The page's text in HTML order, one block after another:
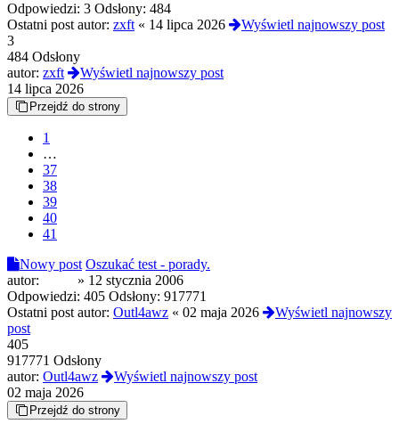
Odpowiedzi: 3 Odsłony: 484
Ostatni post autor: zxft « 14 lipca 2026
Wyświetl najnowszy post
3
484 Odsłony
autor: zxft
Wyświetl najnowszy post
14 lipca 2026
Przejdź do strony
1
…
37
38
39
40
41
Nowy post Oszukać test - porady.
autor:
» 12 stycznia 2006
Odpowiedzi: 405 Odsłony: 917771
Ostatni post autor: Outl4awz « 02 maja 2026
Wyświetl najnowszy
post
405
917771 Odsłony
autor: Outl4awz
Wyświetl najnowszy post
02 maja 2026
Przejdź do strony